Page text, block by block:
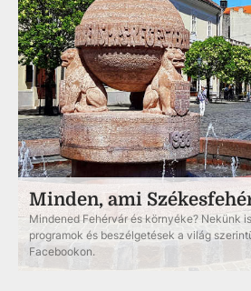
Minden, ami
Mindened Fehérvár és környéke? Nekünk
programok és beszélgetések a világ
Facebookon.